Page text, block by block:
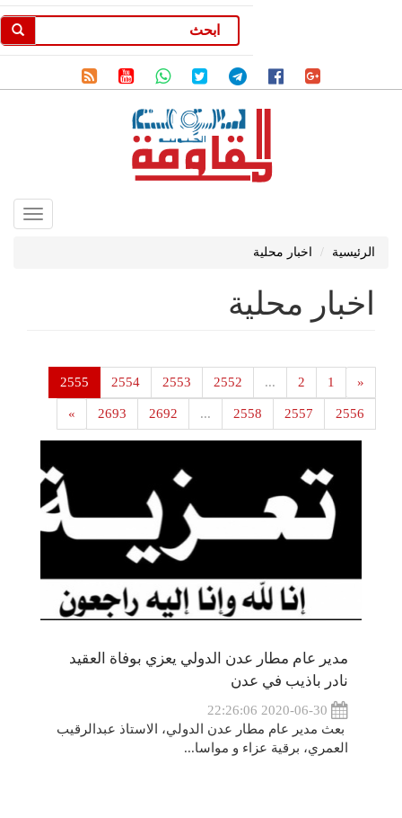
الرئيسية اخبار محلية
اخبار محلية
«
1
2
...
2552
2553
2554
2555
2556
2557
2558
...
2692
2693
»
مدير عام مطار عدن الدولي يعزي بوفاة العقيد
نادر باذيب في عدن
بعث مدير عام مطار عدن الدولي، الاستاذ عبدالرقيب
العمري، برقية عزاء و مواسا...